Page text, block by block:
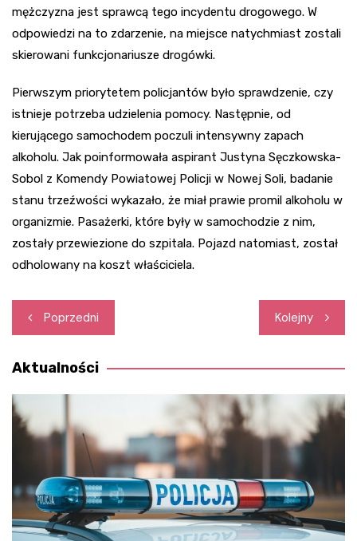
mężczyzna jest sprawcą tego incydentu drogowego. W
odpowiedzi na to zdarzenie, na miejsce natychmiast zostali
skierowani funkcjonariusze drogówki.
Pierwszym priorytetem policjantów było sprawdzenie, czy
istnieje potrzeba udzielenia pomocy. Następnie, od
kierującego samochodem poczuli intensywny zapach
alkoholu. Jak poinformowała aspirant Justyna Sęczkowska-
Sobol z Komendy Powiatowej Policji w Nowej Soli, badanie
stanu trzeźwości wykazało, że miał prawie promil alkoholu w
organizmie. Pasażerki, które były w samochodzie z nim,
zostały przewiezione do szpitala. Pojazd natomiast, został
odholowany na koszt właściciela.
Nawigacja
wpisu
Poprzedni Kolejny
Aktualności